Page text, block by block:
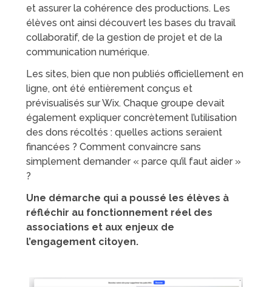
et assurer la cohérence des productions. Les
élèves ont ainsi découvert les bases du travail
collaboratif, de la gestion de projet et de la
communication numérique.
Les sites, bien que non publiés officiellement en
ligne, ont été entièrement conçus et
prévisualisés sur Wix. Chaque groupe devait
également expliquer concrètement l’utilisation
des dons récoltés : quelles actions seraient
financées ? Comment convaincre sans
simplement demander « parce qu’il faut aider »
?
Une démarche qui a poussé les élèves à
réfléchir au fonctionnement réel des
associations et aux enjeux de
l’engagement citoyen.